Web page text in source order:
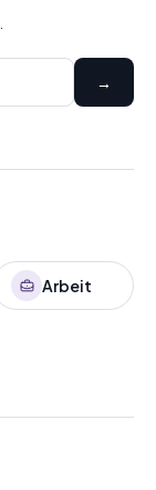
→
Arbeit